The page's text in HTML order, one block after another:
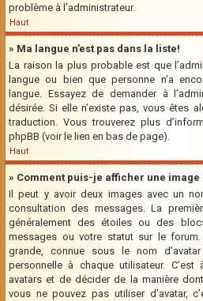
problème à l’administrateur.
Haut
» Ma langue n’est pas dans la liste!
La raison la plus probable est que
langue ou bien que personne n’a
langue. Essayez de demander à
désirée. Si elle n’existe pas, vous êtes
traduction. Vous trouverez plus
phpBB (voir le lien en bas de page).
Haut
» Comment puis-je afficher une image
Il peut y avoir deux images avec un
consultation des messages. La
généralement des étoiles ou des
messages ou votre statut sur le
grande, connue sous le nom
personnelle à chaque utilisateur. C’est
avatars et de décider de la manière
vous ne pouvez pas utiliser d’avatar,